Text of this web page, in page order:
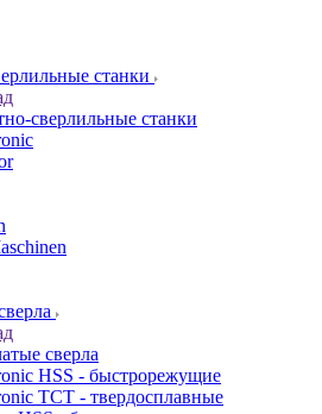
станки
сверлильные станки
сверла
HSS - быстрорежущие
TCT - твердосплавные